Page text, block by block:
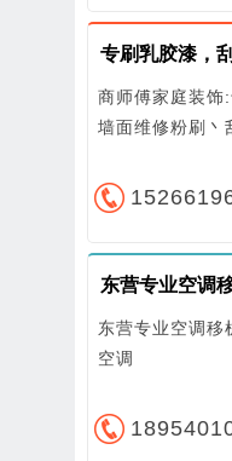
商师傅家庭装饰
墙面维修粉刷丶
东营专业空调
东营专业空调移
空调